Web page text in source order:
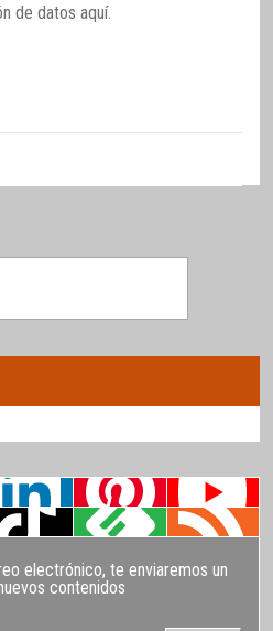
de datos aquí.
electrónico, te enviaremos un
contenidos